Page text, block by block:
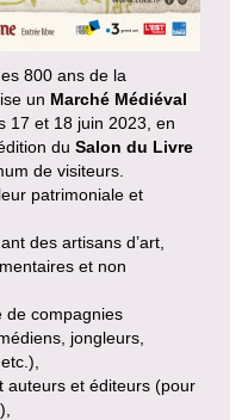
800 ans de la
un Marché Médiéval
17 et 18 juin 2023, en
du Salon du Livre
de visiteurs.
patrimoniale et
des artisans d’art,
et non
de compagnies
jongleurs,
auteurs et éditeurs (pour